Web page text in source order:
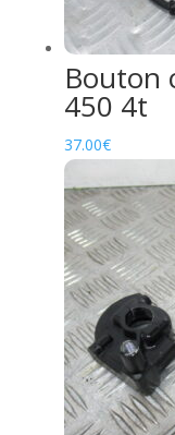
Bouton
450 4t
37.00€